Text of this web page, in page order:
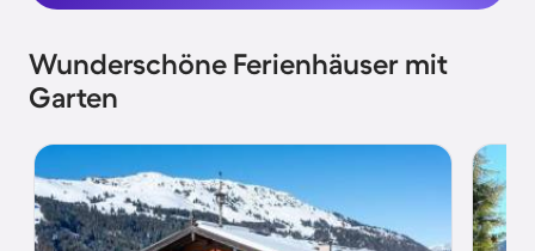
Wunderschöne Ferienhäuser mit
Garten